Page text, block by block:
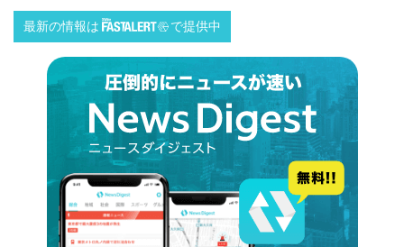
最新の情報は で提供中